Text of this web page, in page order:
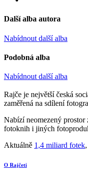
Další alba autora
Nabídnout další alba
Podobná alba
Nabídnout další alba
Rajče je největší česká
zaměřená na sdílení
Nabízí neomezený
fotoknih i jiných
Aktuálně 1,4 miliard fotek,
O Rajčeti